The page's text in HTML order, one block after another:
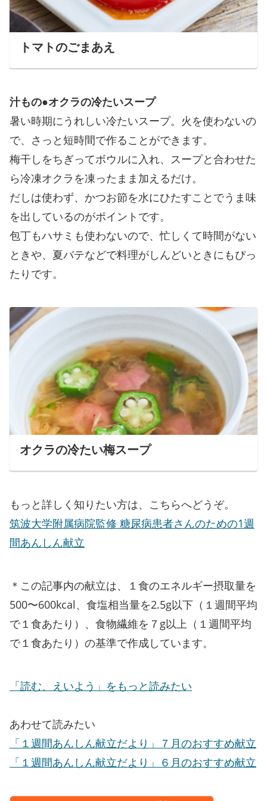
トマトのごまあえ
汁もの●オクラの冷たいスープ
暑い時期にうれしい冷たいスープ。火を使わないの
で、さっと短時間で作ることができます。
梅干しをちぎってボウルに入れ、スープと合わせた
ら冷凍オクラを凍ったまま加えるだけ。
だしは使わず、かつお節を水にひたすことでうま味
を出しているのがポイントです。
包丁もハサミも使わないので、忙しくて時間がない
ときや、夏バテなどで料理がしんどいときにもぴっ
たりです。
オクラの冷たい梅スープ
もっと詳しく知りたい方は、こちらへどうぞ。
筑波大学附属病院監修 糖尿病患者さんのための1週
間あんしん献立
＊この記事内の献立は、１食のエネルギー摂取量を
500〜600kcal、食塩相当量を2.5g以下（１週間平均
で１食あたり）、食物繊維を７g以上（１週間平均
で１食あたり）の基準で作成しています。
「読む、えいよう」をもっと読みたい
あわせて読みたい
「１週間あんしん献立だより」７月のおすすめ献立
「１週間あんしん献立だより」６月のおすすめ献立